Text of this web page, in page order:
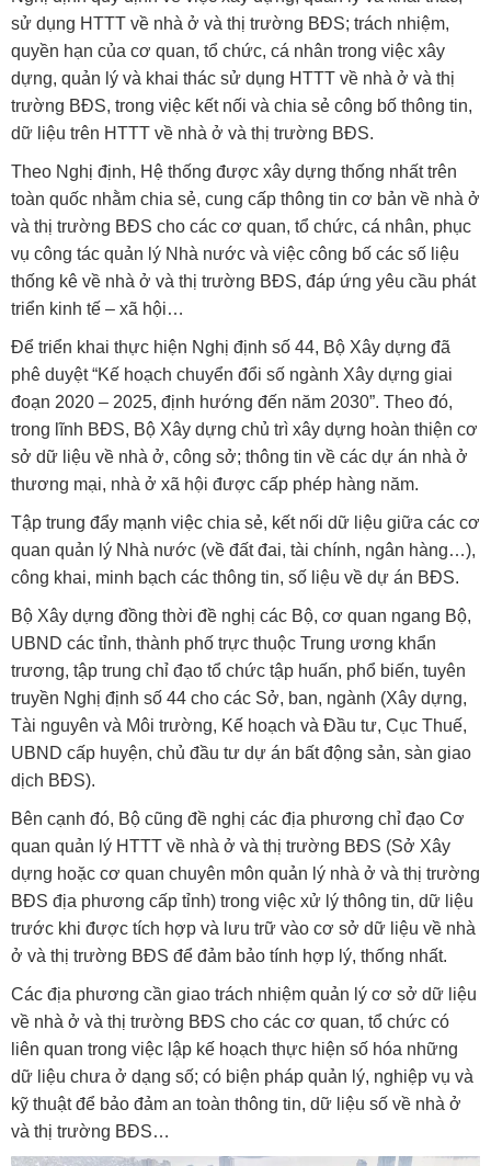
sử dụng HTTT về nhà ở và thị trường BĐS; trách nhiệm,
quyền hạn của cơ quan, tổ chức, cá nhân trong việc xây
dựng, quản lý và khai thác sử dụng HTTT về nhà ở và thị
trường BĐS, trong việc kết nối và chia sẻ công bố thông tin,
dữ liệu trên HTTT về nhà ở và thị trường BĐS.
Theo Nghị định, Hệ thống được xây dựng thống nhất trên
toàn quốc nhằm chia sẻ, cung cấp thông tin cơ bản về nhà ở
và thị trường BĐS cho các cơ quan, tổ chức, cá nhân, phục
vụ công tác quản lý Nhà nước và việc công bố các số liệu
thống kê về nhà ở và thị trường BĐS, đáp ứng yêu cầu phát
triển kinh tế – xã hội…
Để triển khai thực hiện Nghị định số 44, Bộ Xây dựng đã
phê duyệt “Kế hoạch chuyển đổi số ngành Xây dựng giai
đoạn 2020 – 2025, định hướng đến năm 2030”. Theo đó,
trong lĩnh BĐS, Bộ Xây dựng chủ trì xây dựng hoàn thiện cơ
sở dữ liệu về nhà ở, công sở; thông tin về các dự án nhà ở
thương mại, nhà ở xã hội được cấp phép hàng năm.
Tập trung đẩy mạnh việc chia sẻ, kết nối dữ liệu giữa các cơ
quan quản lý Nhà nước (về đất đai, tài chính, ngân hàng…),
công khai, minh bạch các thông tin, số liệu về dự án BĐS.
Bộ Xây dựng đồng thời đề nghị các Bộ, cơ quan ngang Bộ,
UBND các tỉnh, thành phố trực thuộc Trung ương khẩn
trương, tập trung chỉ đạo tổ chức tập huấn, phổ biến, tuyên
truyền Nghị định số 44 cho các Sở, ban, ngành (Xây dựng,
Tài nguyên và Môi trường, Kế hoạch và Đầu tư, Cục Thuế,
UBND cấp huyện, chủ đầu tư dự án bất động sản, sàn giao
dịch BĐS).
Bên cạnh đó, Bộ cũng đề nghị các địa phương chỉ đạo Cơ
quan quản lý HTTT về nhà ở và thị trường BĐS (Sở Xây
dựng hoặc cơ quan chuyên môn quản lý nhà ở và thị trường
BĐS địa phương cấp tỉnh) trong việc xử lý thông tin, dữ liệu
trước khi được tích hợp và lưu trữ vào cơ sở dữ liệu về nhà
ở và thị trường BĐS để đảm bảo tính hợp lý, thống nhất.
Các địa phương cần giao trách nhiệm quản lý cơ sở dữ liệu
về nhà ở và thị trường BĐS cho các cơ quan, tổ chức có
liên quan trong việc lập kế hoạch thực hiện số hóa những
dữ liệu chưa ở dạng số; có biện pháp quản lý, nghiệp vụ và
kỹ thuật để bảo đảm an toàn thông tin, dữ liệu số về nhà ở
và thị trường BĐS…